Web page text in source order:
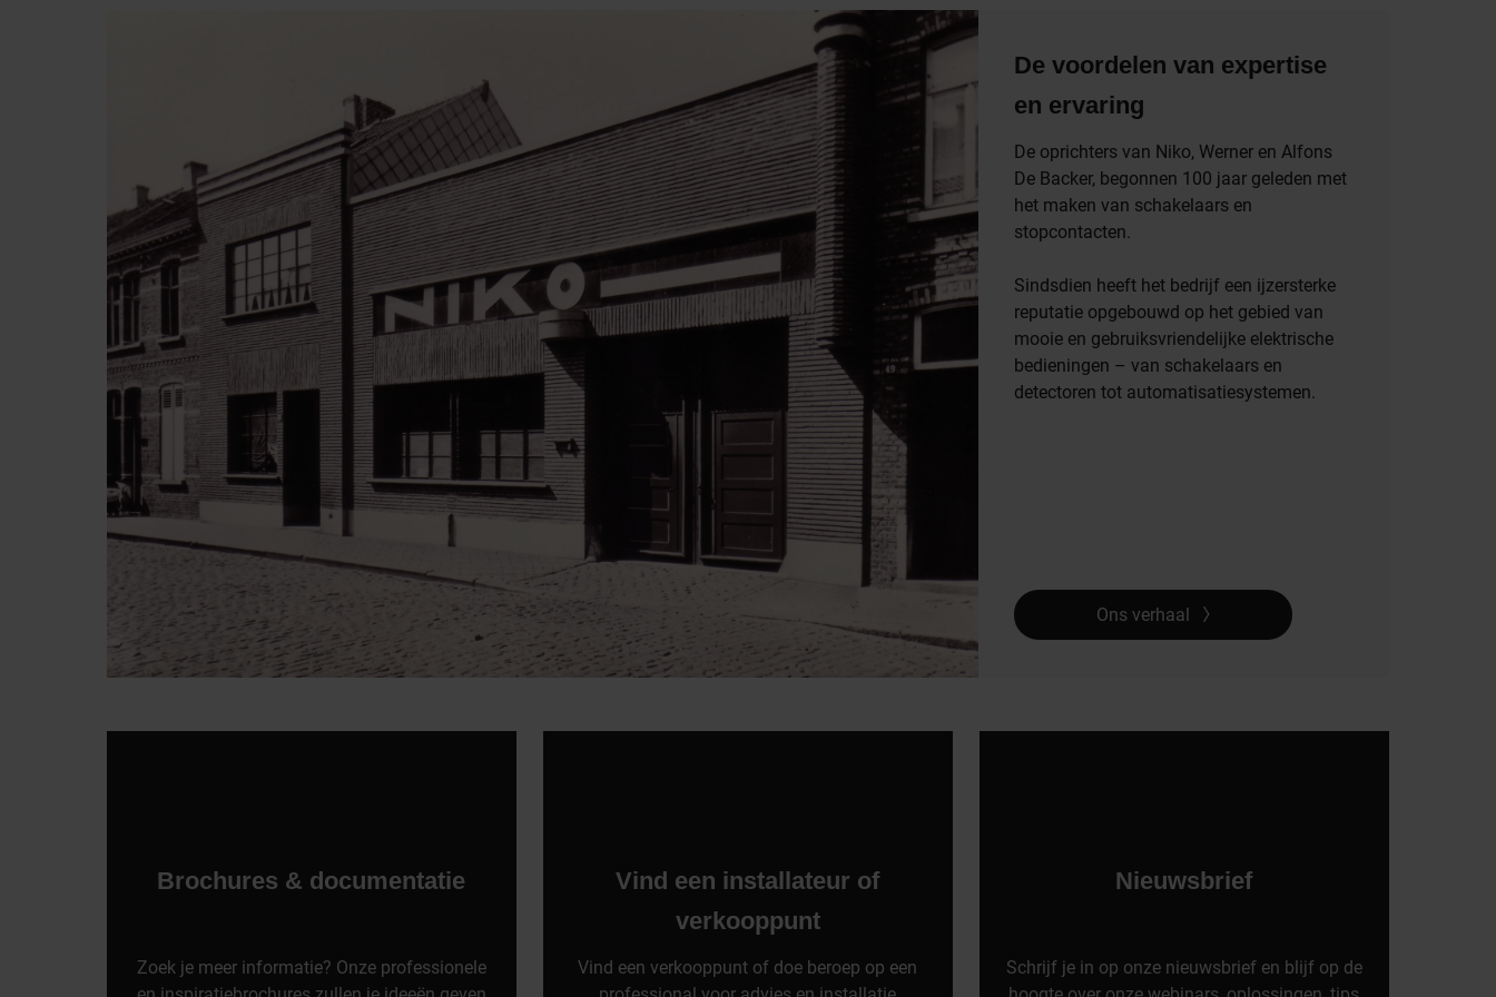
De voordelen van expertise
en ervaring
De oprichters van Niko, Werner en Alfons
De Backer, begonnen 100 jaar geleden met
het maken van schakelaars en
stopcontacten.
Sindsdien heeft het bedrijf een ijzersterke
reputatie opgebouwd op het gebied van
mooie en gebruiksvriendelijke elektrische
bedieningen – van schakelaars en
detectoren tot automatisatiesystemen.
Ons verhaal
Brochures & documentatie
Zoek je meer informatie? Onze professionele
Vind een installateur of
verkooppunt
Vind een verkooppunt of doe beroep op een
Nieuwsbrief
Schrijf je in op onze nieuwsbrief en blijf op de